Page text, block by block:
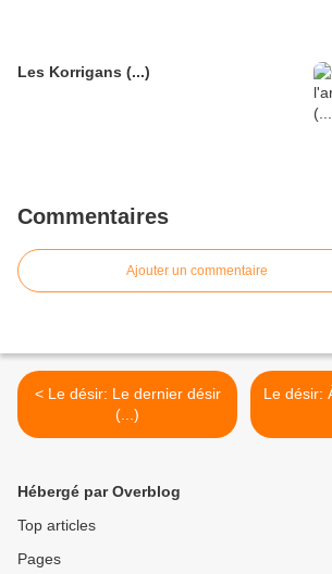
Les Korrigans (...)
Commentaires
Ajouter un commentaire
< Le désir: Le dernier désir
(...)
Le désir:
Hébergé par Overblog
Top articles
Pages